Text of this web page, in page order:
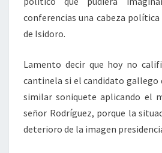
conferencias una cabeza
de Isidoro.
Lamento decir que hoy no
cantinela si el candidato gallego
similar soniquete aplicando el
señor Rodríguez, porque la
deterioro de la imagen